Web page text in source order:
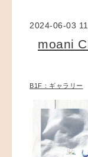
2024-06-03
moani
B1F：ギャラリー